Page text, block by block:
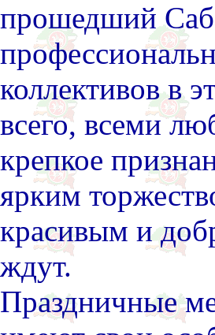
прошедший
коллективов в
всего, всеми
крепкое
ярким
красивым и
ждут.
Праздничные